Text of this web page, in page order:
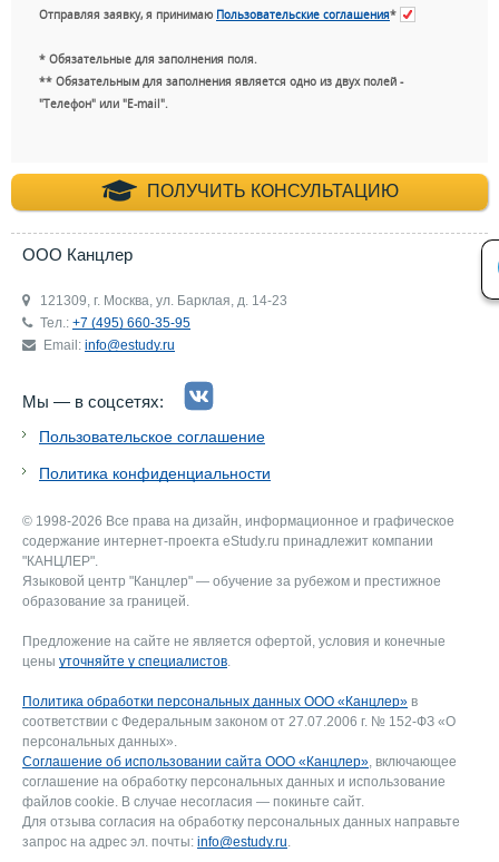
Отправляя заявку, я принимаю Пользовательские соглашения*
* Обязательные для заполнения поля.
** Обязательным для заполнения является одно из двух полей -
"Телефон" или "E-mail".
ПОЛУЧИТЬ КОНСУЛЬТАЦИЮ
+7 (495) 660-35-
ООО Канцлер
121309, г. Москва, ул. Барклая, д. 14-23
Тел.: +7 (495) 660-35-95
Email: info@estudy.ru
Мы — в соцсетях:
Пользовательское соглашение
Политика конфиденциальности
© 1998-2026 Все права на дизайн, информационное и графическое
содержание интернет-проекта eStudy.ru принадлежит компании
"КАНЦЛЕР".
Языковой центр "Канцлер" — обучение за рубежом и престижное
образование за границей.
Предложение на сайте не является офертой, условия и конечные
цены уточняйте у специалистов.
Политика обработки персональных данных ООО «Канцлер» в
соответствии с Федеральным законом от 27.07.2006 г. № 152-ФЗ «О
персональных данных».
Соглашение об использовании сайта ООО «Канцлер», включающее
соглашение на обработку персональных данных и использование
файлов cookie. В случае несогласия — покиньте сайт.
Для отзыва согласия на обработку персональных данных направьте
запрос на адрес эл. почты: info@estudy.ru.